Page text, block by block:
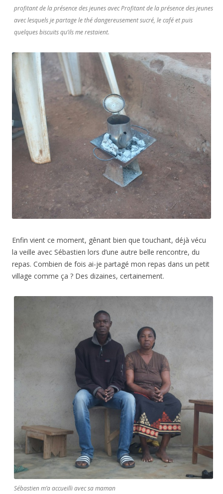
profitant de la présence des jeunes avec Profitant de la présence des jeunes
avec lesquels je partage le thé dangereusement sucré, le café et puis
quelques biscuits qu’ils me restaient.
Enfin vient ce moment, gênant bien que touchant, déjà vécu
la veille avec Sébastien lors d’une autre belle rencontre, du
repas. Combien de fois ai-je partagé mon repas dans un petit
village comme ça ? Des dizaines, certainement.
Sébastien m’a accueilli avec sa maman